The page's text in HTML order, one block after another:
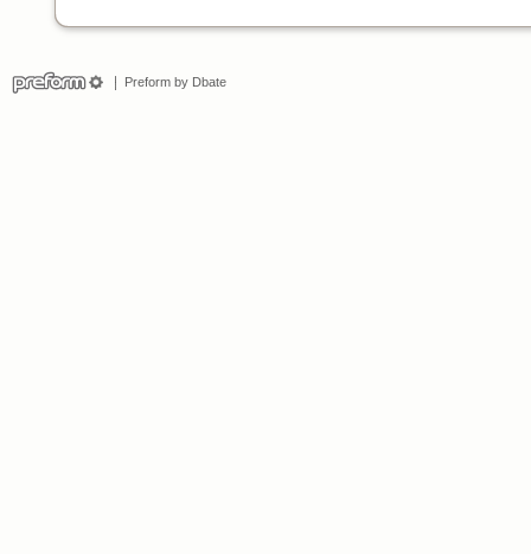
Preform by Dbate